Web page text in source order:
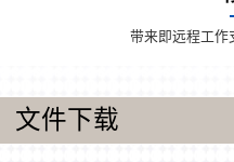
带来即远程工作
文件下载